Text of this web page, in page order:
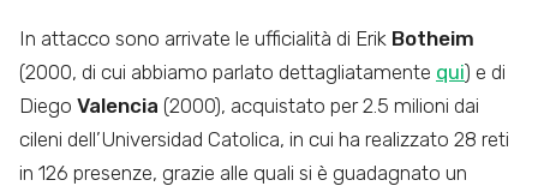
In attacco sono arrivate le ufficialità di Erik Botheim
(2000, di cui abbiamo parlato dettagliatamente qui) e di
Diego Valencia (2000), acquistato per 2.5 milioni dai
cileni dell’Universidad Catolica, in cui ha realizzato 28 reti
in 126 presenze, grazie alle quali si è guadagnato un